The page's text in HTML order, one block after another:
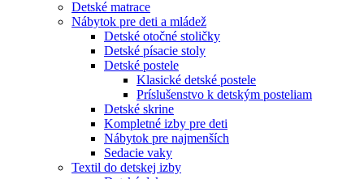
Detské matrace
Nábytok pre deti a mládež
Detské otočné stoličky
Detské písacie stoly
Detské postele
Klasické detské postele
Príslušenstvo k detským posteliam
Detské skrine
Kompletné izby pre deti
Nábytok pre najmenších
Sedacie vaky
Textil do detskej izby